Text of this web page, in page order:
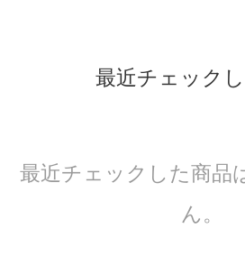
最近チェック
最近チェックした商品
ん。